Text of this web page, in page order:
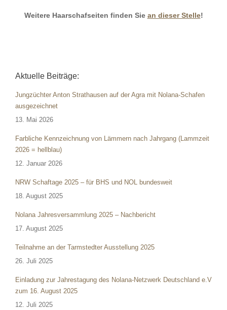
Weitere Haarschafseiten finden Sie an dieser Stelle!
Aktuelle Beiträge:
Jungzüchter Anton Strathausen auf der Agra mit Nolana-Schafen
ausgezeichnet
13. Mai 2026
Farbliche Kennzeichnung von Lämmern nach Jahrgang (Lammzeit
2026 = hellblau)
12. Januar 2026
NRW Schaftage 2025 – für BHS und NOL bundesweit
18. August 2025
Nolana Jahresversammlung 2025 – Nachbericht
17. August 2025
Teilnahme an der Tarmstedter Ausstellung 2025
26. Juli 2025
Einladung zur Jahrestagung des Nolana-Netzwerk Deutschland e.V
zum 16. August 2025
12. Juli 2025